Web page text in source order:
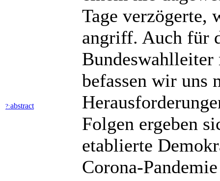
?:abstract
Tage verzögerte,
angriff. Auch für
befassen wir uns
Folgen ergeben
etablierte
Corona-